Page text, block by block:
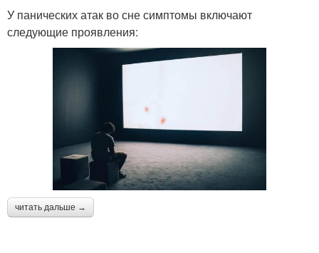
У панических атак во сне симптомы включают
следующие проявления:
читать дальше →